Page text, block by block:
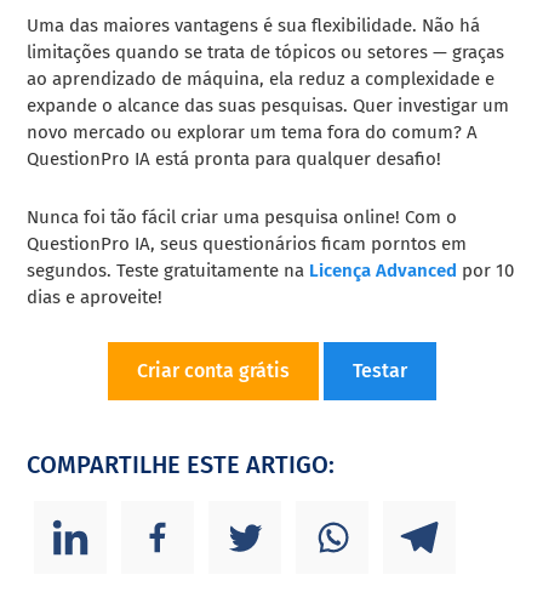
Uma das maiores vantagens é sua flexibilidade. Não há
limitações quando se trata de tópicos ou setores — graças
ao aprendizado de máquina, ela reduz a complexidade e
expande o alcance das suas pesquisas. Quer investigar um
novo mercado ou explorar um tema fora do comum? A
QuestionPro IA está pronta para qualquer desafio!
Nunca foi tão fácil criar uma pesquisa online! Com o
QuestionPro IA, seus questionários ficam porntos em
segundos. Teste gratuitamente na Licença Advanced por 10
dias e aproveite!
Criar conta grátis Testar
COMPARTILHE ESTE ARTIGO: